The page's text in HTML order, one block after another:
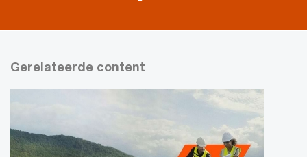
Gerelateerde content